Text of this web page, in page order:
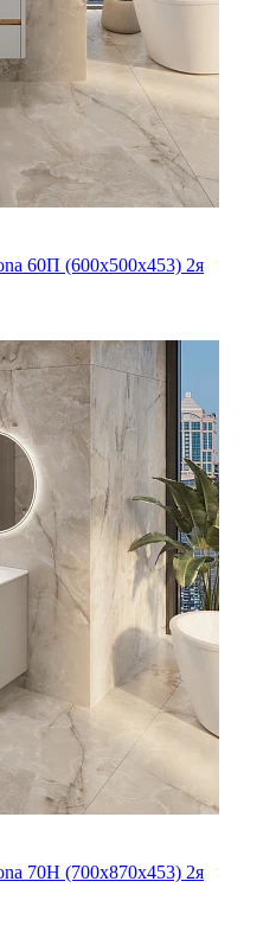
60П (600х500х453) 2я
70Н (700х870х453) 2я